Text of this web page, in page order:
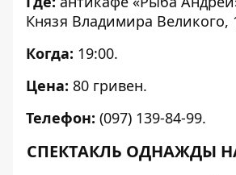
Князя Владимира Великого,
Когда: 19:00.
Цена: 80 гривен.
Телефон: (097) 139-84-99.
СПЕКТАКЛЬ ОДНАЖДЫ